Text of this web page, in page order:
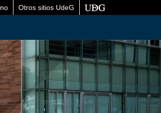
Otros sitios UdeG